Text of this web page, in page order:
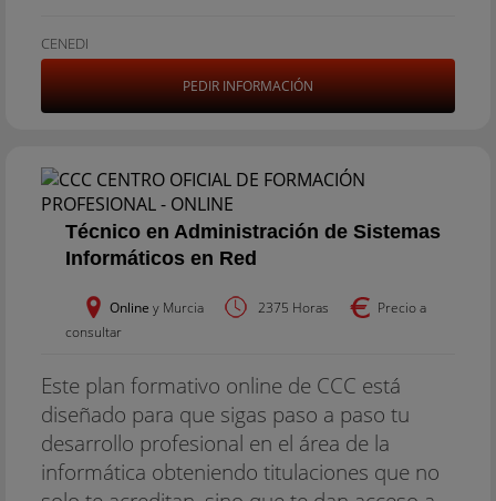
CENEDI
PEDIR INFORMACIÓN
Técnico en Administración de Sistemas
Informáticos en Red
Online y Murcia 2375 Horas
Precio a
consultar
Este plan formativo online de CCC está
diseñado para que sigas paso a paso tu
desarrollo profesional en el área de la
informática obteniendo titulaciones que no